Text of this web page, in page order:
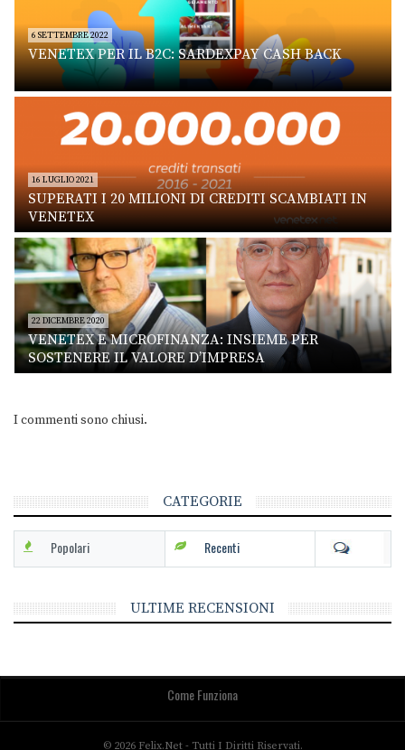
6 SETTEMBRE 2022
VENETEX PER IL B2C: SARDEXPAY CASH BACK
16 LUGLIO 2021
SUPERATI I 20 MILIONI DI CREDITI SCAMBIATI IN
VENETEX
22 DICEMBRE 2020
VENETEX E MICROFINANZA: INSIEME PER
SOSTENERE IL VALORE D’IMPRESA
I commenti sono chiusi.
CATEGORIE
Popolari Recenti
ULTIME RECENSIONI
Come Funziona
© 2026 Felix.net - Tutti I Diritti Riservati.